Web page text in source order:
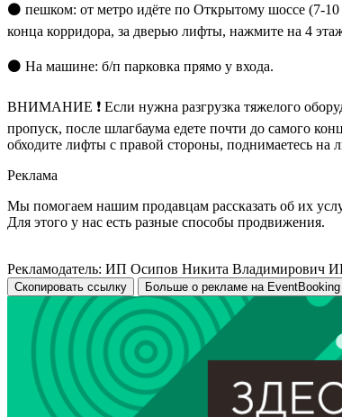
⚫ пешком: от метро идёте по Открытому шоссе (7-
конца корридора, за дверью лифты, нажмите на 4
⚫ На машине: б/п парковка прямо у входа.
ВНИМАНИЕ ❗ Если нужна разгрузка тяжелого
пропуск, после шлагбаума едете почти до самого
обходите лифты с правой стороны, поднимаетесь на
Реклама
Мы помогаем нашим продавцам рассказать об их
Для этого у нас есть разные способы продвижения.
Рекламодатель: ИП Осипов Никита Владимирович
Скопировать ссылку Больше о рекламе на EventBooking